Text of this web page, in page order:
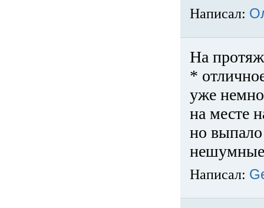
Написал:
На
*
уже
на месте
но
нешумные
Написал: